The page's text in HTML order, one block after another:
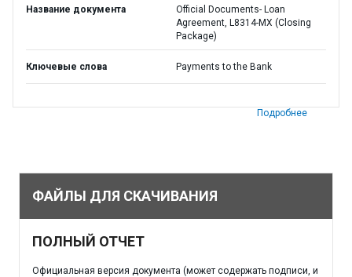
Название документа
Official Documents- Loan
Agreement, L8314-MX (Closing
Package)
Ключевые слова Payments to the Bank
Подробнее
ФАЙЛЫ ДЛЯ СКАЧИВАНИЯ
ПОЛНЫЙ ОТЧЕТ
Официальная версия документа (может содержать подписи, и